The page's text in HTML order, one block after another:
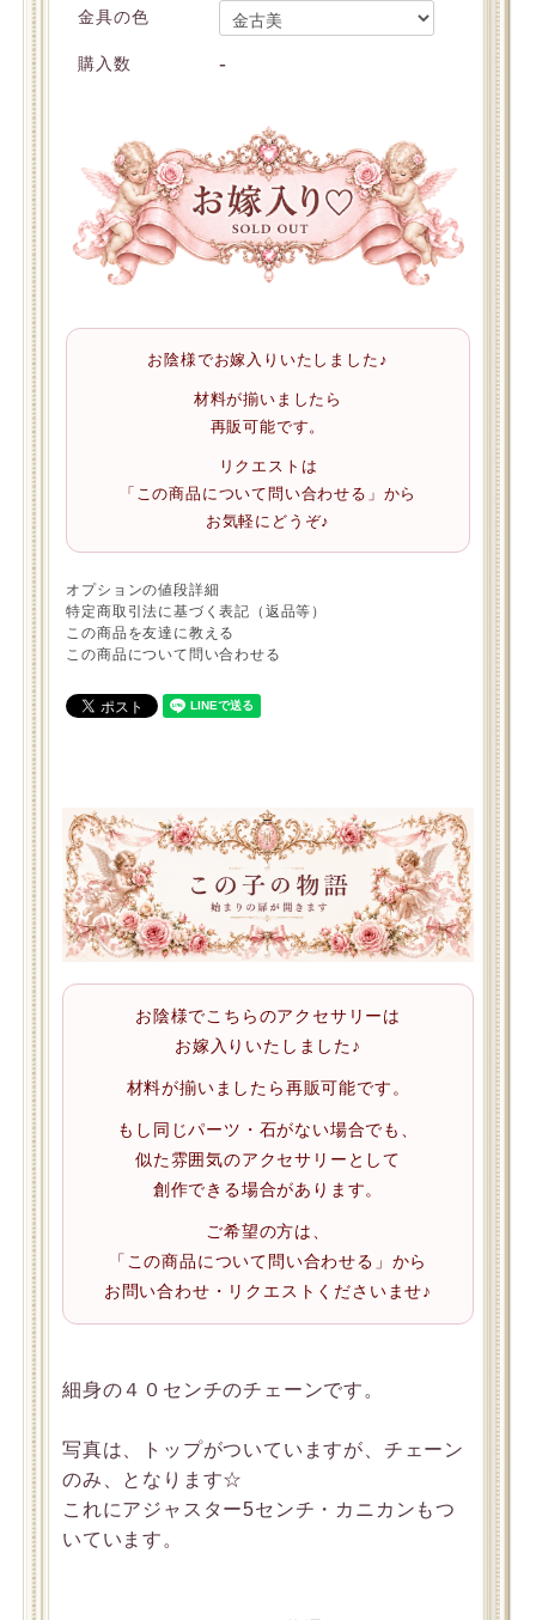
金具の色
購入数 -
お陰様でお嫁入りいたしました♪
材料が揃いましたら
再販可能です。
リクエストは
「この商品について問い合わせる」から
お気軽にどうぞ♪
オプションの値段詳細
特定商取引法に基づく表記（返品等）
この商品を友達に教える
この商品について問い合わせる
お陰様でこちらのアクセサリーは
お嫁入りいたしました♪
材料が揃いましたら再販可能です。
もし同じパーツ・石がない場合でも、
似た雰囲気のアクセサリーとして
創作できる場合があります。
ご希望の方は、
「この商品について問い合わせる」から
お問い合わせ・リクエストくださいませ♪
細身の４０センチのチェーンです。
写真は、トップがついていますが、チェーン
のみ、となります☆
これにアジャスター5センチ・カニカンもつ
いています。